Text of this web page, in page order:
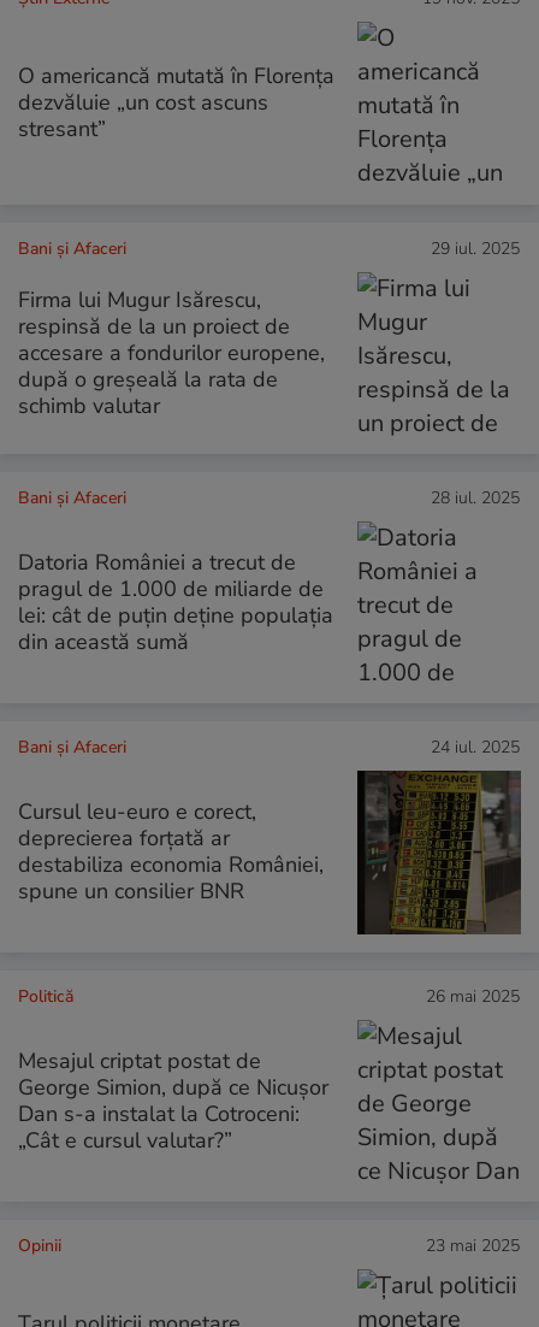
O americancă mutată în Florența
dezvăluie „un cost ascuns
stresant”
Bani și Afaceri 29 iul. 2025
Firma lui Mugur Isărescu,
respinsă de la un proiect de
accesare a fondurilor europene,
după o greșeală la rata de
schimb valutar
Bani și Afaceri 28 iul. 2025
Datoria României a trecut de
pragul de 1.000 de miliarde de
lei: cât de puțin deține populația
din această sumă
Bani și Afaceri 24 iul. 2025
Cursul leu-euro e corect,
deprecierea forțată ar
destabiliza economia României,
spune un consilier BNR
Politică 26 mai 2025
Mesajul criptat postat de
George Simion, după ce Nicușor
Dan s-a instalat la Cotroceni:
„Cât e cursul valutar?”
Opinii 23 mai 2025